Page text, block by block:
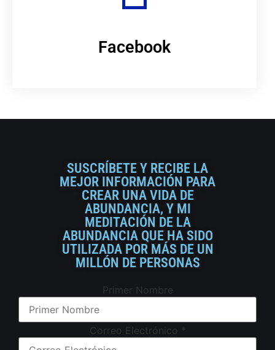
Facebook
SUSCRÍBETE Y RECIBE LA
MEJOR INFORMACIÓN PARA
CREAR UNA VIDA DE
ABUNDANCIA, Y MI
MEDITACIÓN DE LA
ABUNDANCIA QUE HA SIDO
UTILIZADA POR MÁS DE UN
MILLÓN DE PERSONAS
Primer Nombre
Correo Electrónico *